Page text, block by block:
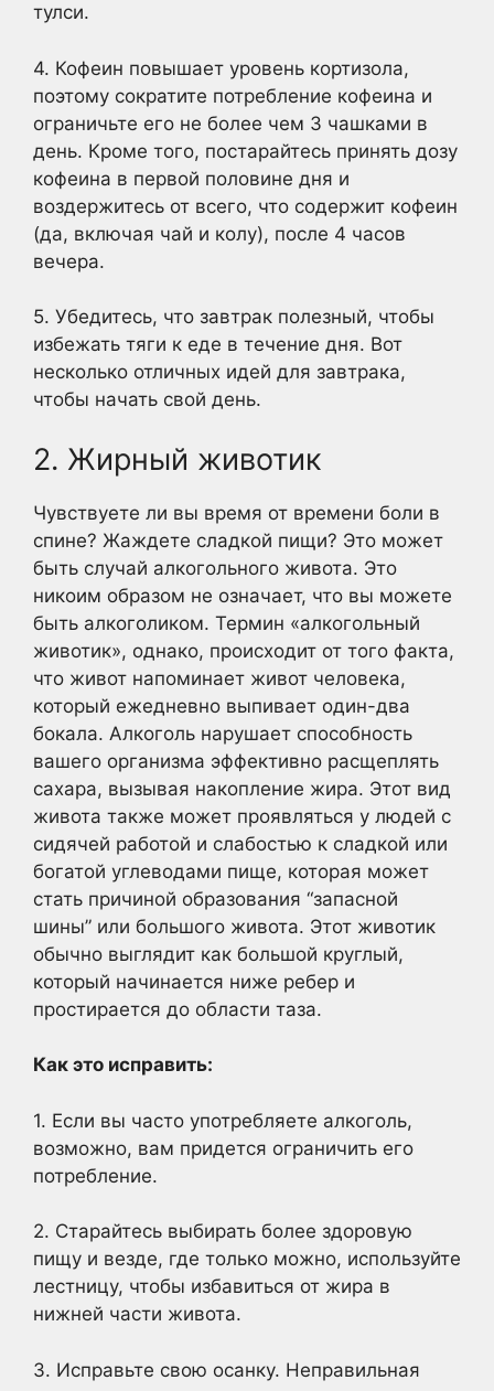
тулси.
4. Кофеин повышает уровень кортизола,
поэтому сократите потребление кофеина и
ограничьте его не более чем 3 чашками в
день. Кроме того, постарайтесь принять дозу
кофеина в первой половине дня и
воздержитесь от всего, что содержит кофеин
(да, включая чай и колу), после 4 часов
вечера.
5. Убедитесь, что завтрак полезный, чтобы
избежать тяги к еде в течение дня. Вот
несколько отличных идей для завтрака,
чтобы начать свой день.
2. Жирный животик
Чувствуете ли вы время от времени боли в
спине? Жаждете сладкой пищи? Это может
быть случай алкогольного живота. Это
никоим образом не означает, что вы можете
быть алкоголиком. Термин «алкогольный
животик», однако, происходит от того факта,
что живот напоминает живот человека,
который ежедневно выпивает один-два
бокала. Алкоголь нарушает способность
вашего организма эффективно расщеплять
сахара, вызывая накопление жира. Этот вид
живота также может проявляться у людей с
сидячей работой и слабостью к сладкой или
богатой углеводами пище, которая может
стать причиной образования “запасной
шины” или большого живота. Этот животик
обычно выглядит как большой круглый,
который начинается ниже ребер и
простирается до области таза.
Как это исправить:
1. Если вы часто употребляете алкоголь,
возможно, вам придется ограничить его
потребление.
2. Старайтесь выбирать более здоровую
пищу и везде, где только можно, используйте
лестницу, чтобы избавиться от жира в
нижней части живота.
3. Исправьте свою осанку. Неправильная